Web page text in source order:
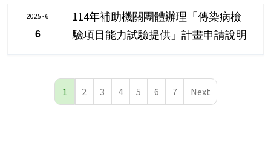
114年補助機關團體辦理「傳染病檢
驗項目能力試驗提供」計畫申請說明
2025 - 6
6
1 2 3 4 5 6 7 Next